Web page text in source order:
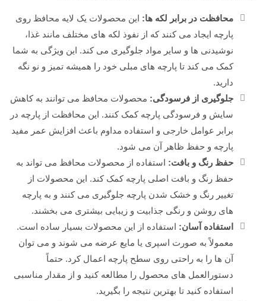
محافظت در برابر لکه ها: این محصولات یک لایه محافظ روی
پارچه ایجاد می کنند که از نفوذ لکه های مختلف مانند غذا،
نوشیدنی ها و سایر مواد جلوگیری می کند. این ویژگی به شما
کمک می کند تا پارچه های مبلی خود را همیشه تمیز و نو نگه
دارید.
جلوگیری از فرسودگی: محصولات محافظ می توانند به کاهش
سایش و فرسودگی پارچه کمک کنند. این محافظت از پارچه در
برابر عوامل خارجی و استفاده مداوم باعث افزایش عمر مفید
پارچه و حفظ ظاهر آن می شود.
حفظ رنگ و بافت: استفاده از محصولات محافظ می تواند به
حفظ رنگ و بافت اصلی پارچه کمک کند. این محصولات از
تغییر رنگ و خشک شدن پارچه جلوگیری می کنند و به پارچه
های روشن و رنگی جذابیت و زیبایی بیشتری می بخشند.
استفاده آسان: استفاده از این محصولات بسیار ساده است.
معمولاً به صورت اسپری یا مایع عرضه می شوند و می توان
آن ها را به راحتی روی سطح پارچه اعمال کرد. حتماً
دستورالعمل های محصول را مطالعه کنید و از مقدار مناسبی
استفاده کنید تا بهترین نتیجه را بگیرید.